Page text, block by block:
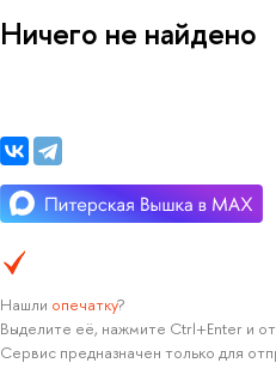
Ничего не найдено
Нашли опечатку?
Выделите её, нажмите Ctrl+Enter и
Сервис предназначен только для